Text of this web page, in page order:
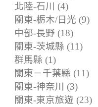
北陸-石川 (4)
關東-栃木/日光 (9)
中部-長野 (18)
關東-茨城縣 (11)
群馬縣 (1)
關東－千葉縣 (11)
關東-神奈川 (3)
關東-東京旅遊 (23)